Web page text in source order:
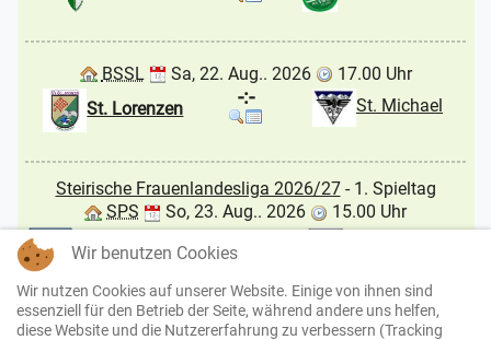
BSSL Sa, 22. Aug.. 2026
17.00 Uhr
St. Lorenzen
St. Michael
-:-
Steirische Frauenlandesliga 2026/27- 1. Spieltag
SPS
So, 23. Aug.. 2026
15.00 Uhr
USV Signal Girls
UDFC
-:-
Wir benutzen Cookies
Wir nutzen Cookies auf unserer Website. Einige von ihnen sind
essenziell für den Betrieb der Seite, während andere uns helfen,
diese Website und die Nutzererfahrung zu verbessern (Tracking